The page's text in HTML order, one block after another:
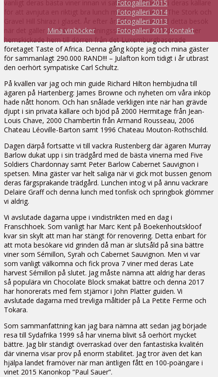
Mina vinböcker
Fotogalleri 2015
Fotogalleri 2014
Fotogalleri 2013
Fotogalleri 2012 Kontakt
vanligt deras bästa viner innan vi satte oss till bords i deras källare
för att avnjuta en riktigt bra lunch med ikon-vinerna The Stork och
Gravel Hill Shiraz i glaset. År efter år slår vi rekord vid detta besök
när det gäller att fylla i beställningssedlar och att få deras viner
hemskickade hem till dörren från det Luxemburgbaserade
företaget Taste of Africa. Denna gång köpte jag och mina gäster
för sammanlagt 290.000 RAND!!! – Julafton kom tidigt i år utbrast
den oerhört sympatiske Carl Schultz.
På kvällen var jag och min guide Richard Hilton hembjudna till
ägaren på Hartenberg: James Browne och nyheten om våra inköp
hade nått honom. Och han snålade verkligen inte när han grävde
djupt i sin privata källare och bjöd på 2000 Hermitage från Jean-
Louis Chave, 2000 Chambertin från Armand Rousseau, 2006
Chateau Léoville-Barton samt 1996 Chateau Mouton-Rothschild.
Dagen därpå fortsatte vi till vackra Rustenberg där ägaren Murray
Barlow dukat upp i sin trädgård med de bästa vinerna med Five
Soldiers Chardonnay samt Peter Barlow Cabernet Sauvignon i
spetsen. Mina gäster var helt saliga när vi gick mot bussen genom
deras färgsprakande trädgård. Lunchen intog vi på ännu vackrare
Delaire Graff och denna lunch med tonfisk och springbok glömmer
vi aldrig.
Vi avslutade dagarna uppe i vindistrikten med en dag i
Franschhoek. Som vanligt har Marc Kent på Boekenhoutskloof
kvar sin skylt att man har stängt för renovering. Detta enbart för
att mota besökare vid grinden då man är slutsåld på sina bättre
viner som Sémillon, Syrah och Cabernet Sauvignon. Men vi var
som vanligt välkomna och fick prova 7 viner med deras Late
harvest Sémillon på slutet. Jag måste nämna att aldrig har deras
så populära vin Chocolate Block smakat bättre och denna 2017
har honorerats med fem stjärnor i John Platter guiden. Vi
avslutade dagarna med trevliga måltider på La Petite Ferme och
Tokara.
Som sammanfattning kan jag bara nämna att sedan jag började
resa till Sydafrika 1999 så har vinerna blivit så oerhört mycket
bättre. Jag blir ständigt överraskad över den fantastiska kvalitén
där vinerna visar prov på enorm stabilitet. Jag tror även det kan
hjälpa landet framöver när man äntligen fått en 100-poängare i
vinet 2015 Kanonkop ”Paul Sauer”.